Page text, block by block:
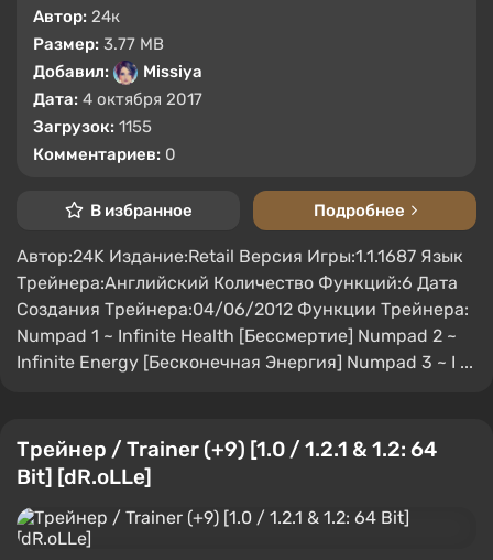
Автор: 24к
Размер: 3.77 MB
Добавил:
Missiya
Дата: 4 октября 2017
Загрузок: 1155
Комментариев: 0
В избранное Подробнее
Автор:24K Издание:Retail Версия Игры:1.1.1687 Язык
Трейнера:Английский Количество Функций:6 Дата
Создания Трейнера:04/06/2012 Функции Трейнера:
Numpad 1 ~ Infinite Health [Бессмертие] Numpad 2 ~
Infinite Energy [Бесконечная Энергия] Numpad 3 ~ I ...
Трейнер / Trainer (+9) [1.0 / 1.2.1 & 1.2: 64
Bit] [dR.oLLe]